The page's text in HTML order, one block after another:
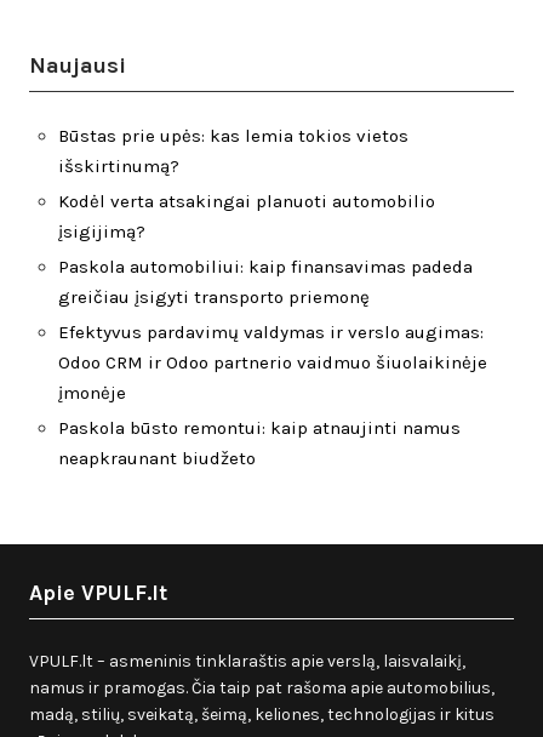
Naujausi
Būstas prie upės: kas lemia tokios vietos
išskirtinumą?
Kodėl verta atsakingai planuoti automobilio
įsigijimą?
Paskola automobiliui: kaip finansavimas padeda
greičiau įsigyti transporto priemonę
Efektyvus pardavimų valdymas ir verslo augimas:
Odoo CRM ir Odoo partnerio vaidmuo šiuolaikinėje
įmonėje
Paskola būsto remontui: kaip atnaujinti namus
neapkraunant biudžeto
Apie VPULF.lt
VPULF.lt – asmeninis tinklaraštis apie verslą, laisvalaikį,
namus ir pramogas. Čia taip pat rašoma apie automobilius,
madą, stilių, sveikatą, šeimą, keliones, technologijas ir kitus